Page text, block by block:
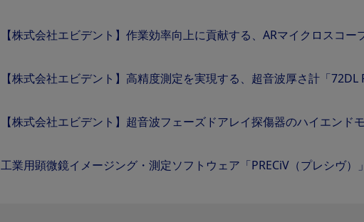
【株式会社エビデント】作業効率向上に貢献する、ARマイクロスコー
【株式会社エビデント】高精度測定を実現する、超音波厚さ計「72DL
【株式会社エビデント】超音波フェーズドアレイ探傷器のハイエンド
工業用顕微鏡イメージング・測定ソフトウェア「PRECiV（プレシヴ）